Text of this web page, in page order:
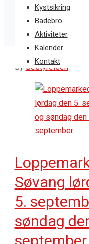
Kystsikring
Badebro
Aktiviteter
Kalender
Kontakt
aug 2026
By Bestyrelsen
Søvang
5.
søndag
september